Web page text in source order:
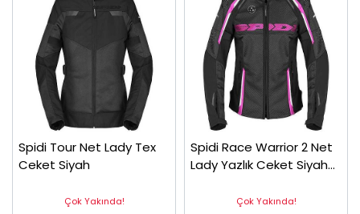
Spidi Tour Net Lady Tex
Ceket Siyah
Çok Yakında!
Spidi Race Warrior 2 Net
Lady Yazlık Ceket Siyah
Çok Yakında!